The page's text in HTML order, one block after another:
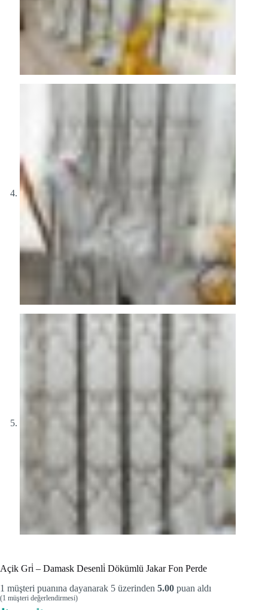
Açik Gri̇ – Damask Desenli̇ Dökümlü Jakar Fon Perde
1 müşteri puanına dayanarak 5 üzerinden 5.00 puan aldı
(1 müşteri değerlendirmesi)